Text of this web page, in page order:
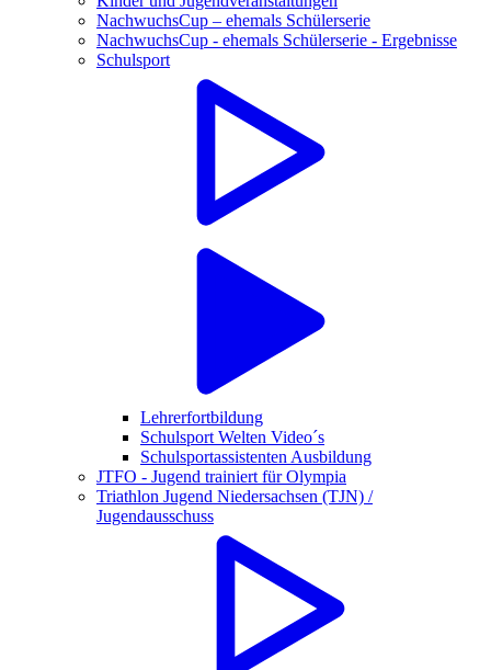
NachwuchsCup – ehemals Schülerserie
NachwuchsCup - ehemals Schülerserie - Ergebnisse
Schulsport
Lehrerfortbildung
Schulsport Welten Video´s
Schulsportassistenten Ausbildung
JTFO - Jugend trainiert für Olympia
Triathlon Jugend Niedersachsen (TJN) /
Jugendausschuss